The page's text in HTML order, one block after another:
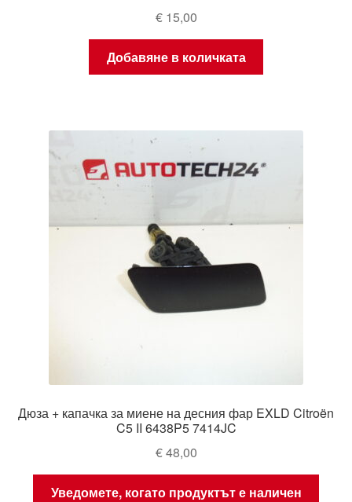
€15,00
Добавяне в количката
Дюза + капачка за миене на десния фар EXLD Citroën
C5 II 6438P5 7414JC
€48,00
Уведомете, когато продуктът е наличен